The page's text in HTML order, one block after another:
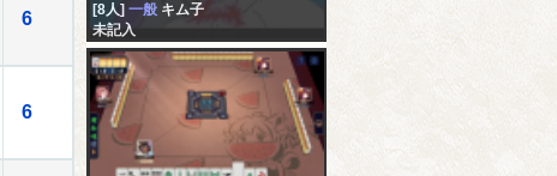
6
6
[8人] 一般 キム子
未記入